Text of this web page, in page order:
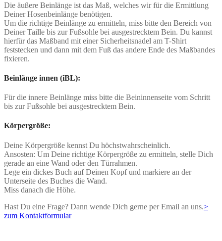
Die äußere Beinlänge ist das Maß, welches wir für die Ermittlung
Deiner Hosenbeinlänge benötigen.
Um die richtige Beinlänge zu ermitteln, miss bitte den Bereich von
Deiner Taille bis zur Fußsohle bei ausgestrecktem Bein. Du kannst
hierfür das Maßband mit einer Sicherheitsnadel am T-Shirt
feststecken und dann mit dem Fuß das andere Ende des Maßbandes
fixieren.
Beinlänge innen (iBL):
Für die innere Beinlänge miss bitte die Beininnenseite vom Schritt
bis zur Fußsohle bei ausgestrecktem Bein.
Körpergröße:
Deine Körpergröße kennst Du höchstwahrscheinlich.
Ansosten: Um Deine richtige Körpergröße zu ermitteln, stelle Dich
gerade an eine Wand oder den Türrahmen.
Lege ein dickes Buch auf Deinen Kopf und markiere an der
Unterseite des Buches die Wand.
Miss danach die Höhe.
Hast Du eine Frage? Dann wende Dich gerne per Email an uns.>
zum Kontaktformular